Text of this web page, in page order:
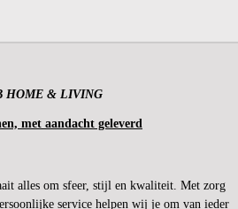
HOME & LIVING
met aandacht geleverd
alles om sfeer, stijl en kwaliteit. Met zorg
service helpen wij je om van ieder